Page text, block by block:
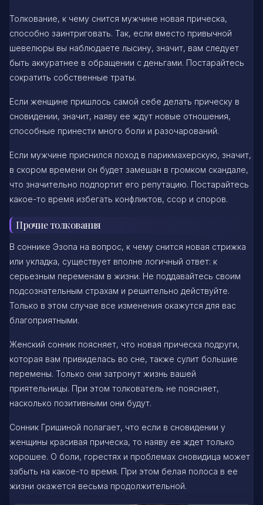
Толкование, к чему снится мужчине новая прическа,
способно заинтриговать. Так, если вместо привычной
шевелюры вы наблюдаете лысину, значит, вам следует
быть аккуратнее в обращении с деньгами. Постарайтесь
сократить собственные траты.
Если женщине пришлось самой себе делать прическу в
сновидении, значит, наяву ее ждут новые отношения,
способные принести много боли и разочарований.
Если мужчине приснился поход в парикмахерскую, значит,
в скором времени он будет замешан в громком скандале,
что значительно подпортит его репутацию. Постарайтесь
какое-то время избегать конфликтов, ссор и споров.
Прочие толкования
В соннике Эзопа на вопрос, к чему снится новая стрижка
или укладка, существует вполне логичный ответ: к
серьезным переменам в жизни. Не поддавайтесь своим
подсознательным страхам и решительно действуйте.
Только в этом случае все изменения окажутся для вас
благоприятными.
Женский сонник поясняет, что новая прическа подруги,
которая вам привиделась во сне, также сулит большие
перемены. Только они затронут жизнь вашей
приятельницы. При этом толкователь не поясняет,
насколько позитивными они будут.
Сонник Гришиной полагает, что если в сновидении у
женщины красивая прическа, то наяву ее ждет только
хорошее. О боли, горестях и проблемах сновидица может
забыть на какое-то время. При этом белая полоса в ее
жизни окажется весьма продолжительной.